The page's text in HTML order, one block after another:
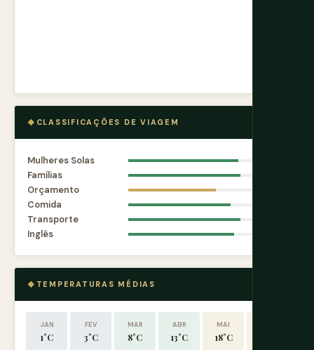
CLASSIFICAÇÕES DE VIAGEM
Mulheres Solas
Famílias
Orçamento
Comida
Transporte
Inglês
TEMPERATURAS MÉDIAS
JAN
1°C
FEV
3°C
MAR
8°C
ABR
13°C
MAI
18°C